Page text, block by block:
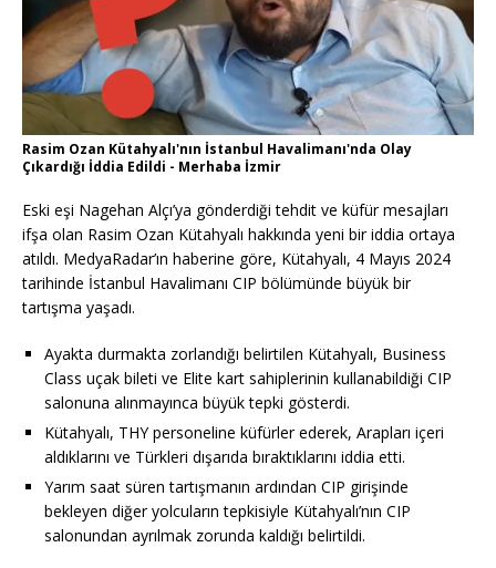
Rasim Ozan Kütahyalı'nın İstanbul Havalimanı'nda Olay
Çıkardığı İddia Edildi - Merhaba İzmir
Eski eşi Nagehan Alçı’ya gönderdiği tehdit ve küfür mesajları
ifşa olan Rasim Ozan Kütahyalı hakkında yeni bir iddia ortaya
atıldı. MedyaRadar’ın haberine göre, Kütahyalı, 4 Mayıs 2024
tarihinde İstanbul Havalimanı CIP bölümünde büyük bir
tartışma yaşadı.
Ayakta durmakta zorlandığı belirtilen Kütahyalı, Business
Class uçak bileti ve Elite kart sahiplerinin kullanabildiği CIP
salonuna alınmayınca büyük tepki gösterdi.
Kütahyalı, THY personeline küfürler ederek, Arapları içeri
aldıklarını ve Türkleri dışarıda bıraktıklarını iddia etti.
Yarım saat süren tartışmanın ardından CIP girişinde
bekleyen diğer yolcuların tepkisiyle Kütahyalı’nın CIP
salonundan ayrılmak zorunda kaldığı belirtildi.